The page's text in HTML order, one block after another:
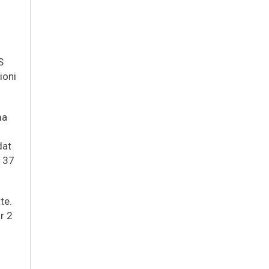
37
2